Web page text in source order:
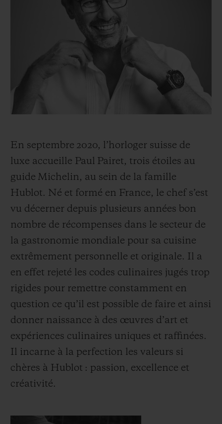
En septembre 2020, l’horloger suisse de
luxe accueille Paul Pairet, trois étoiles au
guide Michelin, au sein de la famille
Hublot. Né et formé en France, le chef s’est
vu décerner depuis plusieurs années bon
nombre de récompenses dans le secteur de
la gastronomie mondiale pour sa cuisine
extrêmement personnelle et originale. Il a
en effet rejeté les codes culinaires jugés trop
rigides pour remettre constamment en
question ce qu’il est possible de faire et ainsi
donner naissance à des œuvres d’art et
expériences culinaires uniques et raffinées.
Il incarne à la perfection les valeurs si
chères à Hublot : passion, excellence et
créativité.
SUMMER MULTI-
BIG BANG
HUBLOTISTA ET EXTENSION DE GARANTIE
DÉLAI DE LIVRAISON
PAIEMENT SÉCURISÉ
POCHETTE CADEAU